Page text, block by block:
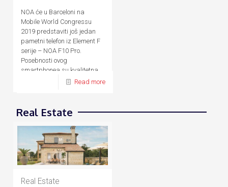
NOA će u Barceloni na
Mobile World Congressu
2019 predstaviti još jedan
pametni telefon iz Element F
serije – NOA F10 Pro.
Posebnosti ovog
smartphonea su kvalitetna
kamera kojom upravlja[…]
Read more
Real Estate
Real Estate